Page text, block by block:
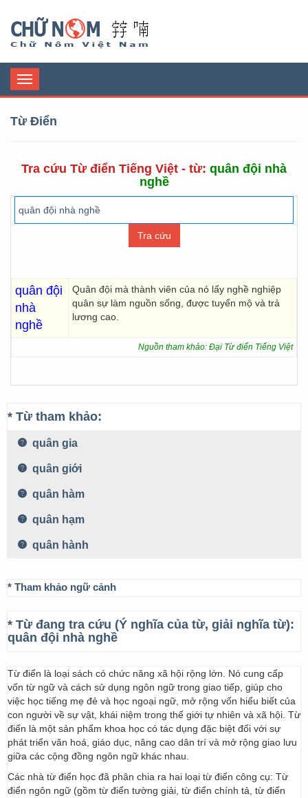
Toggle
navigation
Từ Điển
Tra cứu Từ điển Tiếng Việt - từ: quân đội nhà
nghề
quân đội
nhà
nghề
Quân đội mà thành viên của nó lấy nghề nghiệp
quân sự làm nguồn sống, được tuyển mộ và trả
lương cao.
Nguồn tham khảo: Đại Từ điển Tiếng Việt
* Từ tham khảo:
quân gia
quân giới
quân hàm
quân hạm
quân hành
* Tham khảo ngữ cảnh
* Từ đang tra cứu (Ý nghĩa của từ, giải nghĩa từ):
quân đội nhà nghề
Từ điển là loại sách có chức năng xã hội rộng lớn. Nó cung cấp
vốn từ ngữ và cách sử dụng ngôn ngữ trong giao tiếp, giúp cho
việc học tiếng mẹ đẻ và học ngoại ngữ, mở rộng vốn hiểu biết của
con người về sự vật, khái niệm trong thế giới tự nhiên và xã hội. Từ
điển là một sản phẩm khoa học có tác dụng đặc biệt đối với sự
phát triển văn hoá, giáo dục, nâng cao dân trí và mở rộng giao lưu
giữa các cộng đồng ngôn ngữ khác nhau.
Các nhà từ điển học đã phân chia ra hai loại từ điển công cụ: Từ
điển ngôn ngữ (gồm từ điển tường giải, từ điển chính tả, từ điển